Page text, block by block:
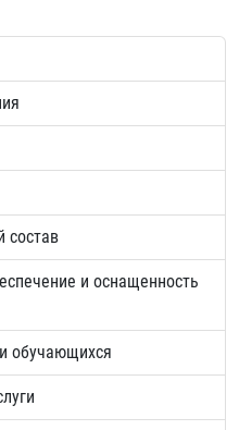
состав
и оснащенность
обучающихся